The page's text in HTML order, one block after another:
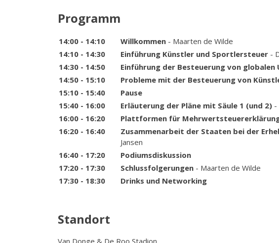
Programm
14:00 - 14:10 Willkommen - Maarten de Wilde
14:10 - 14:30
Einführung Künstler und Sportlersteuer -
14:30 - 14:50
Einführung der Besteuerung von globalen
14:50 - 15:10
Probleme mit der Besteuerung von
15:10 - 15:40
Pause
15:40 - 16:00
Erläuterung der Pläne mit Säule 1 (und 2) -
16:00 - 16:20
Plattformen für
16:20 - 16:40
Zusammenarbeit der Staaten bei der
Jansen
16:40 - 17:20
Podiumsdiskussion
17:20 - 17:30
Schlussfolgerungen - Maarten de Wilde
17:30 - 18:30
Drinks und Networking
Standort
Van Donge & De Roo Stadion